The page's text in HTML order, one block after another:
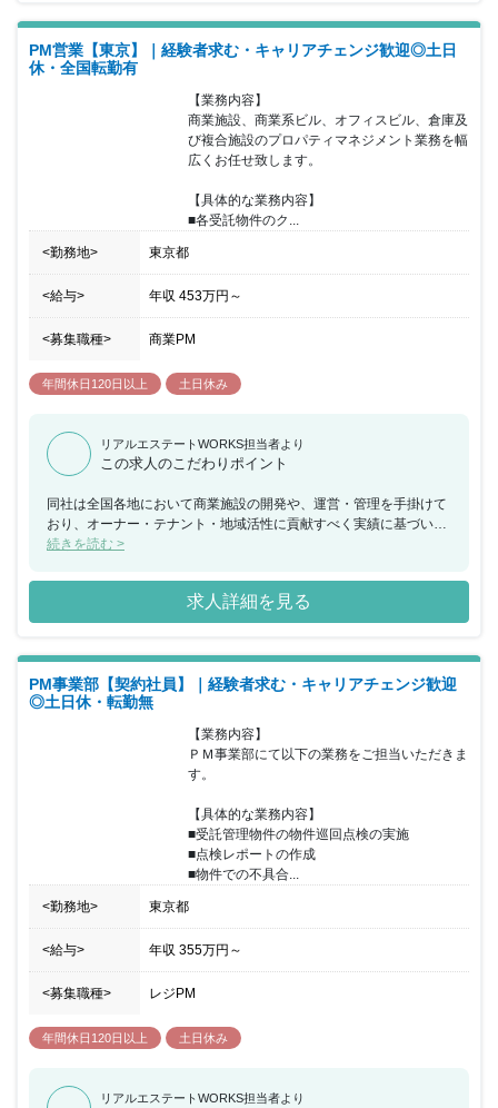
施設やオフィスビル・物流施設まで幅広く対応いたします。 （４）
リテール事業 ホテルに併設して利便性を高めたコンビニ、書店・温
浴施設・カフェ等、様々な形態の店舗運営を行っています。 店舗経
営を通じて、テナント企業様が営業しやすい商業施設づくりに活か
しています。 （５）ホテル事業 全国に都市型ホテルを展開してい
ます。ビジネス利用はもちろん、 観光でも利用しやすいホテルづく
りを行っています。 ご宿泊いただいた全てのお客様が笑顔で朝をお
迎えいただくために、 快適な客室、充実した設備・備品、そしてス
タッフの心からのもてなしをご提供致します。 上記の事業を行いな
がら、自社の成長だけを目指すのではなく、 社会と共にどう成長し
ていけるかについて私たちの立場から考え、 人と社会、未来の暮ら
しのあり方を描いていきたいと考えています。
PM営業【東京】｜経験者求む・キャリアチェンジ歓迎◎土日
休・全国転勤有
【業務内容】
商業施設、商業系ビル、オフィスビル、倉庫及
び複合施設のプロパティマネジメント業務を幅
広くお任せ致します。
【具体的な業務内容】
■各受託物件のク...
<勤務地> 東京都
<給与> 年収 453万円 ～
<募集職種> 商業PM
年間休日120日以上 土日休み
リアルエステートWORKS担当者より
この求人のこだわりポイント
同社は全国各地において商業施設の開発や、運営・管理を手掛けて
おり、オーナー・テナント・地域活性に貢献すべく実績に基づいた
最適な開発を行い、運営・管理を行っております。 また、地域のニ
スホテルにおいては、現在全国に74店舗を運営しております。 今
回、商業施設、商業系ビル、オフィスビル、倉庫及び複合施設のプ
ロパティマネジメント業務を幅広くお任せできる方を募集すること
戦力としてご活躍いただける環境です。また、充実の福利厚生とワ
ークバランスにより仕事とプライベートを充実させることができる
のも魅力的です。
続きを読む >
求人詳細を見る
PM事業部【契約社員】｜経験者求む・キャリアチェンジ歓迎
◎土日休・転勤無
【業務内容】
ＰＭ事業部にて以下の業務をご担当いただきま
す。
【具体的な業務内容】
■受託管理物件の物件巡回点検の実施
■点検レポートの作成
■物件での不具合...
<勤務地> 東京都
<給与> 年収 355万円 ～
<募集職種> レジPM
年間休日120日以上 土日休み
リアルエステートWORKS担当者より